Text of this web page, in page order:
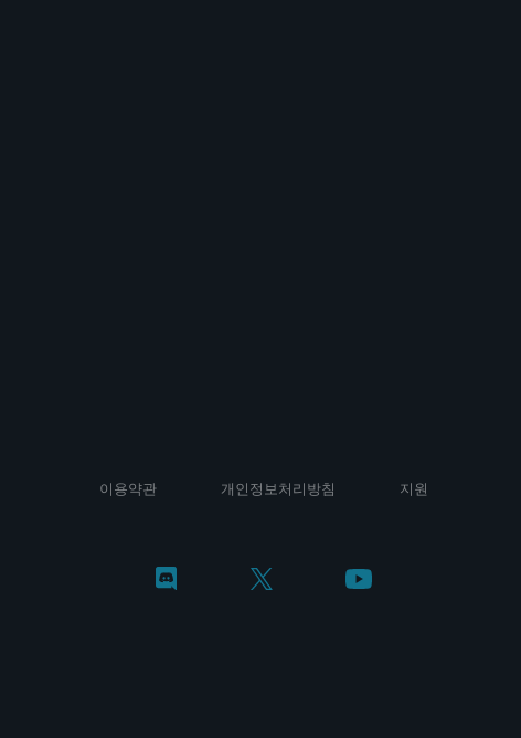
이용약관 개인정보처리방침 지원